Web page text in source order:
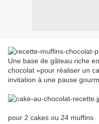
Une base de gâteau riche
chocolat »pour réaliser un
invitation à une pause
pour 2 cakes ou 24 muffins